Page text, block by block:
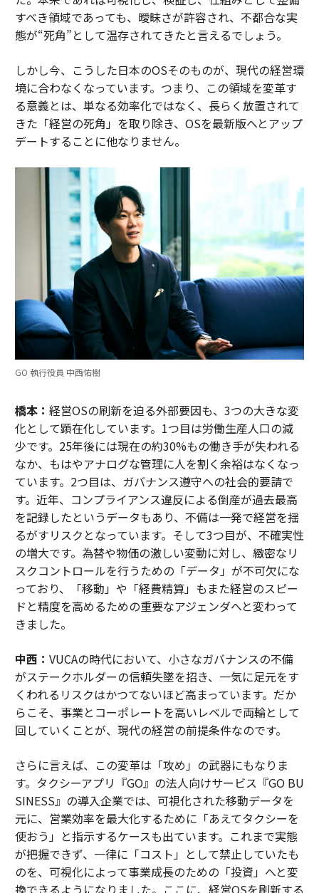
すべき領域であっても、曖昧さが許容され、不都合な実
態が“死角”として温存されてきたと言えるでしょう。
しかし今、こうした日本のOSそのものが、現代の経営環
境に合わなくなっています。つまり、この領域を変革す
る意義とは、単なる効率化ではなく、長らく放置されて
きた「経営の死角」を取り除き、OSを最新版へとアップ
デートすることに他なりません。
GO 執行役員 中西佑樹
橋本： 経営OSの刷新を迫る外部要因も、3つの大きな変
化として顕在化しています。1つ目は労働生産人口の減
少です。25年後には現在の約30%もの働き手が失われる
なか、もはやアナログな管理に人を割く余裕はなくなっ
ています。2つ目は、ガバナンス遵守への社会的要請で
す。近年、コンプライアンス違反による倒産が過去最高
を記録したというデータもあり、不備は一発で経営を揺
るがすリスクとなっています。そして3つ目が、不確実性
の増大です。為替や物価の激しい変動に対し、緻密なリ
スクコントロールを行うための「データ」が不可欠にな
っており、「移動」や「経費精算」もまた経営のスピー
ドと精度を高めるための重要なアジェンダへと変わって
きました。
中西： VUCAの時代において、小さなガバナンスの不備
がステークホルダーの信頼失墜を招き、一気に足元をす
くわれるリスクはかつてないほど高まっています。だか
らこそ、事業とコーポレートを高いレベルで両輪として
回していくことが、現代の経営の前提条件なのです。
さらに言えば、この変革は「攻め」の武器にもなりま
す。タクシーアプリ『GO』の法人向けサービス『GO BU
SINESS』の導入企業では、可視化された移動データを
元に、営業効率を最大化するために「あえてタクシーを
使おう」と指示するケースも出ています。これまで実態
が把握できず、一律に「コスト」として禁止していたも
のを、可視化によって事業成長のための「投資」へと変